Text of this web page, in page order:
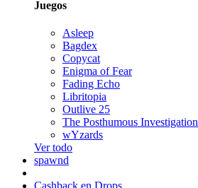
Juegos
Asleep
Bagdex
Copycat
Enigma of Fear
Fading Echo
Libritopia
Outlive 25
The Posthumous Investigation
wYzards
Ver todo
spawnd
Cashback en Drops